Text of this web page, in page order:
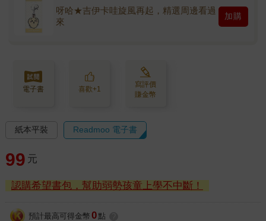
呀哈★吉伊卡哇旋風再起，精選周邊看過
來
加購
電子書 喜歡+1
寫評價
賺金幣
紙本平裝 Readmoo 電子書
99 元
認購希望書包，幫助弱勢孩童上學不中斷！
預計最高可得金幣 0 點